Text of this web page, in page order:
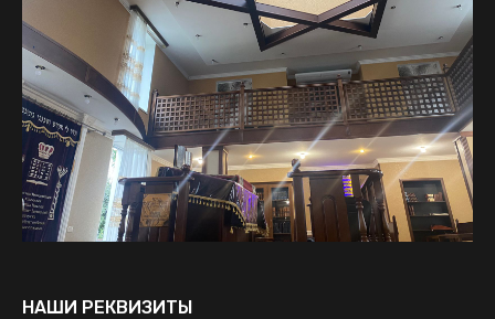
НАШИ РЕКВИЗИТЫ